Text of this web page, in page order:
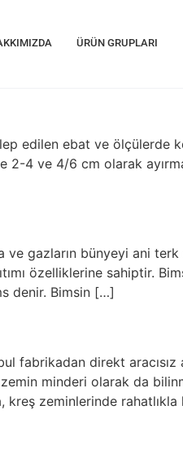
ÜRÜN GRUPLARI
edilen ebat ve ölçülerde
4 ve 4/6 cm olarak
ve gazların bünyeyi ani
özelliklerine sahiptir.
denir. Bimsin […]
fabrikadan direkt
zemin minderi olarak da
zeminlerinde rahatlıkla